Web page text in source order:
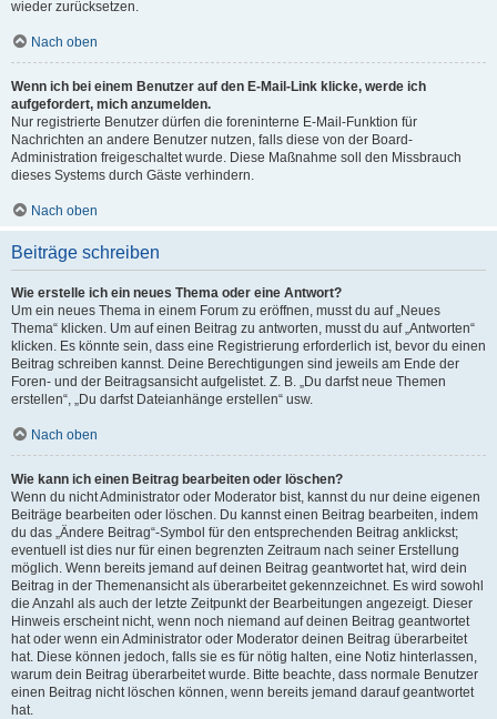
wieder zurücksetzen.
Nach oben
Wenn ich bei einem Benutzer auf den E-Mail-Link klicke, werde ich
aufgefordert, mich anzumelden.
Nur registrierte Benutzer dürfen die foreninterne E-Mail-Funktion für
Nachrichten an andere Benutzer nutzen, falls diese von der Board-
Administration freigeschaltet wurde. Diese Maßnahme soll den Missbrauch
dieses Systems durch Gäste verhindern.
Nach oben
Beiträge schreiben
Wie erstelle ich ein neues Thema oder eine Antwort?
Um ein neues Thema in einem Forum zu eröffnen, musst du auf „Neues
Thema“ klicken. Um auf einen Beitrag zu antworten, musst du auf „Antworten“
klicken. Es könnte sein, dass eine Registrierung erforderlich ist, bevor du einen
Beitrag schreiben kannst. Deine Berechtigungen sind jeweils am Ende der
Foren- und der Beitragsansicht aufgelistet. Z. B. „Du darfst neue Themen
erstellen“, „Du darfst Dateianhänge erstellen“ usw.
Nach oben
Wie kann ich einen Beitrag bearbeiten oder löschen?
Wenn du nicht Administrator oder Moderator bist, kannst du nur deine eigenen
Beiträge bearbeiten oder löschen. Du kannst einen Beitrag bearbeiten, indem
du das „Ändere Beitrag“-Symbol für den entsprechenden Beitrag anklickst;
eventuell ist dies nur für einen begrenzten Zeitraum nach seiner Erstellung
möglich. Wenn bereits jemand auf deinen Beitrag geantwortet hat, wird dein
Beitrag in der Themenansicht als überarbeitet gekennzeichnet. Es wird sowohl
die Anzahl als auch der letzte Zeitpunkt der Bearbeitungen angezeigt. Dieser
Hinweis erscheint nicht, wenn noch niemand auf deinen Beitrag geantwortet
hat oder wenn ein Administrator oder Moderator deinen Beitrag überarbeitet
hat. Diese können jedoch, falls sie es für nötig halten, eine Notiz hinterlassen,
warum dein Beitrag überarbeitet wurde. Bitte beachte, dass normale Benutzer
einen Beitrag nicht löschen können, wenn bereits jemand darauf geantwortet
hat.